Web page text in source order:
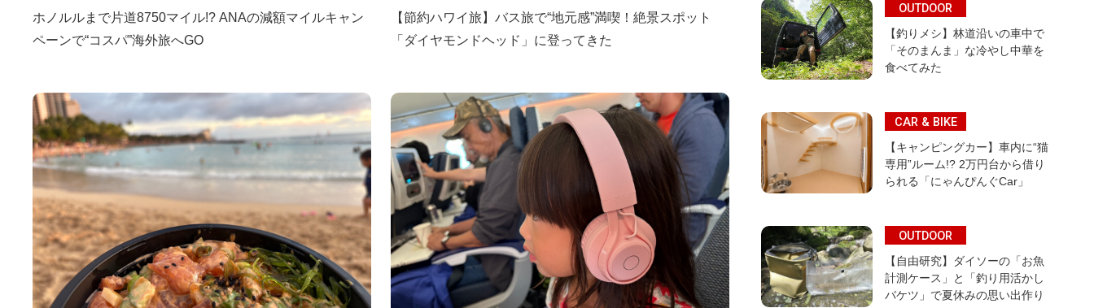
ホノルルまで片道8750マイル!? ANAの減額マイルキャン
ペーンで“コスパ”海外旅へGO
【節約ハワイ旅】バス旅で“地元感”満喫！絶景スポット
「ダイヤモンドヘッド」に登ってきた
OUTDOOR
【釣りメシ】林道沿いの車中で
「そのまんま」な冷やし中華を
食べてみた
CAR & BIKE
【キャンピングカー】車内に“猫
専用”ルーム!? 2万円台から借り
られる「にゃんぴんぐCar」
OUTDOOR
【自由研究】ダイソーの「お魚
計測ケース」と「釣り用活かし
バケツ」で夏休みの思い出作り